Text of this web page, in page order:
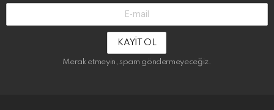
Adresin:
Merak etmeyin, spam göndermeyeceğiz.